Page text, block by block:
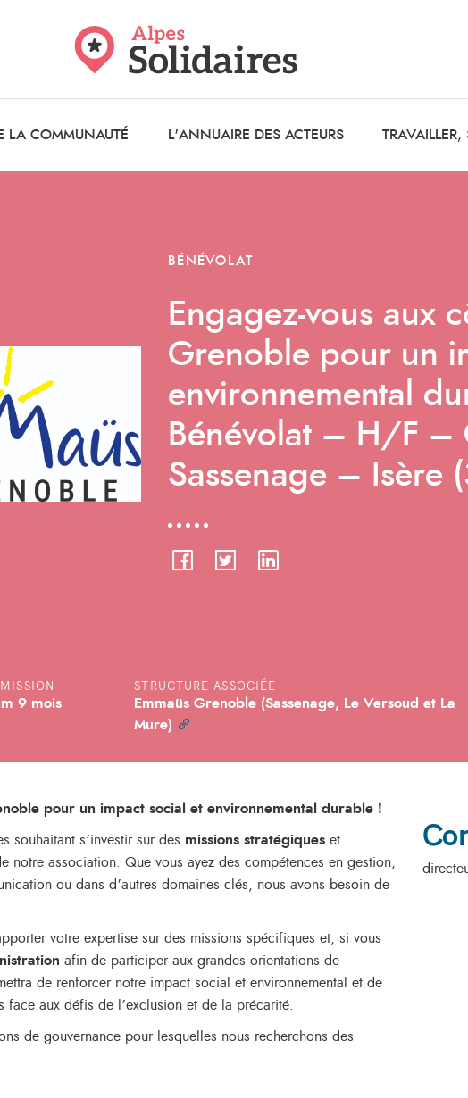
LA COMMUNAUTÉ L'ANNUAIRE DES ACTEURS
BÉNÉVOLAT
Engagez-vous aux
Grenoble pour un
environnemental
Bénévolat – H/F –
Sassenage – Isère
9 mois
STRUCTURE ASSOCIÉE
Emmaüs Grenoble (Sassenage, Le Versoud et La
Mure)
pour un impact social et environnemental durable !
souhaitant s’investir sur des missions stratégiques et
notre association. Que vous ayez des compétences en gestion,
ou dans d’autres domaines clés, nous avons besoin de
votre expertise sur des missions spécifiques et, si vous
afin de participer aux grandes orientations de
de renforcer notre impact social et environnemental et de
aux défis de l’exclusion et de la précarité.
de gouvernance pour lesquelles nous recherchons des